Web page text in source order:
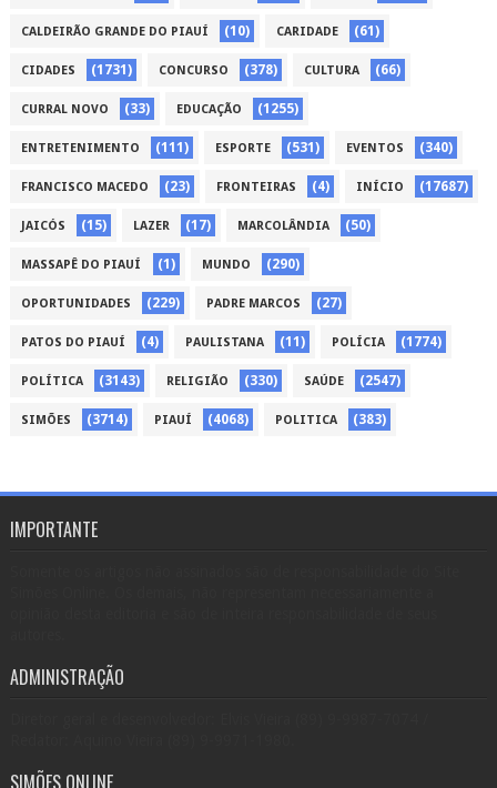
CALDEIRÃO GRANDE DO PIAUÍ (10) CARIDADE (61)
CIDADES (1731) CONCURSO (378) CULTURA (66)
CURRAL NOVO (33) EDUCAÇÃO (1255)
ENTRETENIMENTO (111) ESPORTE (531) EVENTOS (340)
FRANCISCO MACEDO (23) FRONTEIRAS (4) INÍCIO (17687)
JAICÓS (15) LAZER (17) MARCOLÂNDIA (50)
MASSAPÊ DO PIAUÍ (1) MUNDO (290)
OPORTUNIDADES (229) PADRE MARCOS (27)
PATOS DO PIAUÍ (4) PAULISTANA (11) POLÍCIA (1774)
POLÍTICA (3143) RELIGIÃO (330) SAÚDE (2547)
SIMÕES (3714) PIAUÍ (4068) POLITICA (383)
IMPORTANTE
ADMINISTRAÇÃO
SIMÕES ONLINE